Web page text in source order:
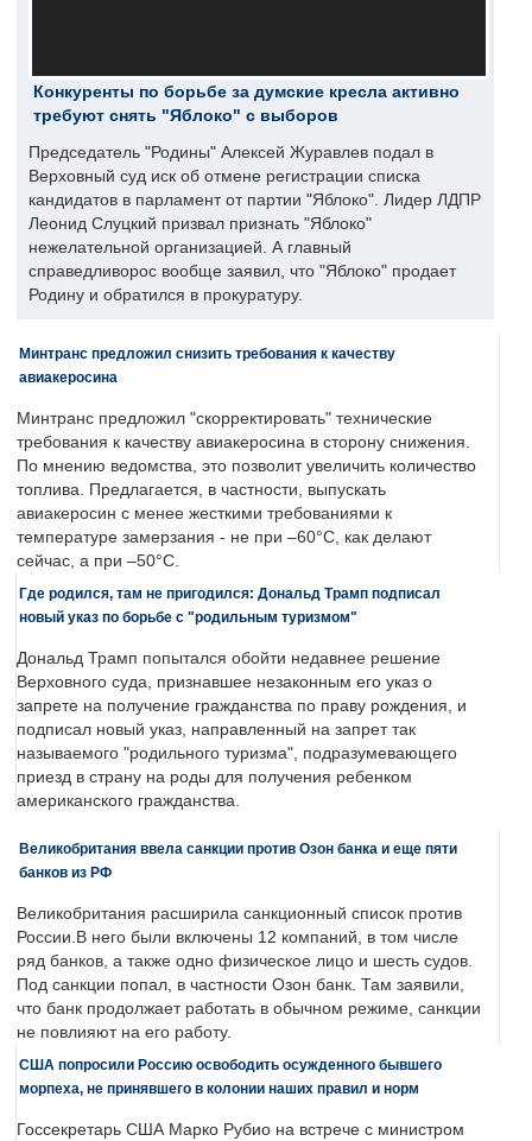
Конкуренты по борьбе за думские кресла активно
требуют снять "Яблоко" с выборов
Председатель "Родины" Алексей Журавлев подал в
Верховный суд иск об отмене регистрации списка
кандидатов в парламент от партии "Яблоко". Лидер ЛДПР
Леонид Слуцкий призвал признать "Яблоко"
нежелательной организацией. А главный
справедливорос вообще заявил, что "Яблоко" продает
Родину и обратился в прокуратуру.
Минтранс предложил снизить требования к качеству
авиакеросина
Минтранс предложил "скорректировать" технические
требования к качеству авиакеросина в сторону снижения.
По мнению ведомства, это позволит увеличить количество
топлива. Предлагается, в частности, выпускать
авиакеросин с менее жесткими требованиями к
температуре замерзания - не при –60°C, как делают
сейчас, а при –50°C.
Где родился, там не пригодился: Дональд Трамп подписал
новый указ по борьбе с "родильным туризмом"
Дональд Трамп попытался обойти недавнее решение
Верховного суда, признавшее незаконным его указ о
запрете на получение гражданства по праву рождения, и
подписал новый указ, направленный на запрет так
называемого "родильного туризма", подразумевающего
приезд в страну на роды для получения ребенком
американского гражданства.
Великобритания ввела санкции против Озон банка и еще пяти
банков из РФ
Великобритания расширила санкционный список против
России.В него были включены 12 компаний, в том числе
ряд банков, а также одно физическое лицо и шесть судов.
Под санкции попал, в частности Озон банк. Там заявили,
что банк продолжает работать в обычном режиме, санкции
не повлияют на его работу.
США попросили Россию освободить осужденного бывшего
морпеха, не принявшего в колонии наших правил и норм
Госсекретарь США Марко Рубио на встрече с министром